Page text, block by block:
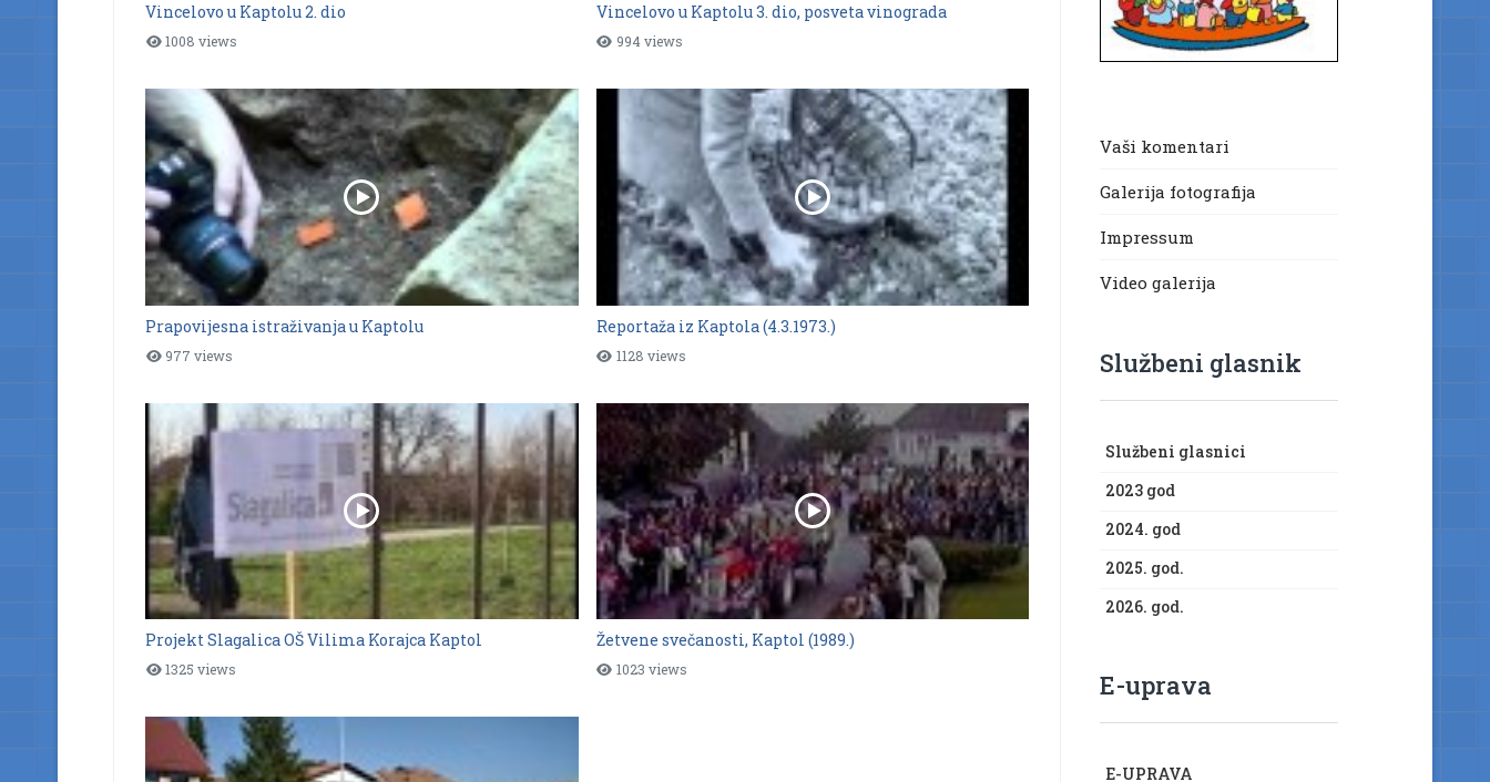
Vincelovo u Kaptolu 2. dio
1008 views
Vincelovo u Kaptolu 3. dio, posveta vinograda
994 views
Prapovijesna istraživanja u Kaptolu
977 views
Reportaža iz Kaptola (4.3.1973.)
1128 views
Projekt Slagalica OŠ Vilima Korajca Kaptol
1325 views
Žetvene svečanosti, Kaptol (1989.)
1023 views
Vaši komentari
Galerija fotografija
Impressum
Video galerija
Službeni glasnik
Službeni glasnici
2023 god
2024. god
2025. god.
2026. god.
E-uprava
E-UPRAVA